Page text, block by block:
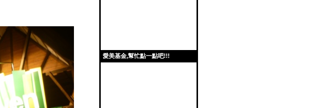
愛美基金,幫忙點一點吧!!!